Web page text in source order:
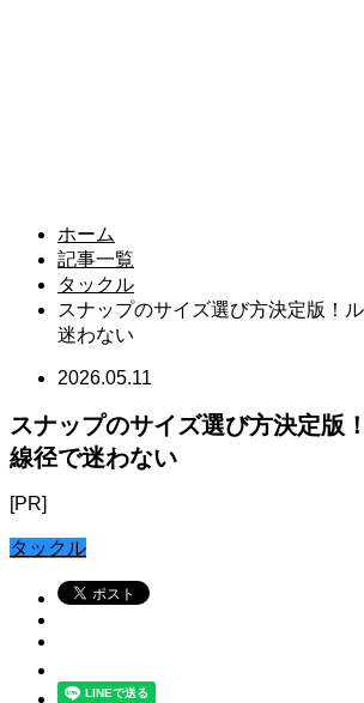
ホーム
記事一覧
タックル
スナップのサイズ選び方決定版！
迷わない
2026.05.11
スナップのサイズ選び方決定版
線径で迷わない
[PR]
タックル